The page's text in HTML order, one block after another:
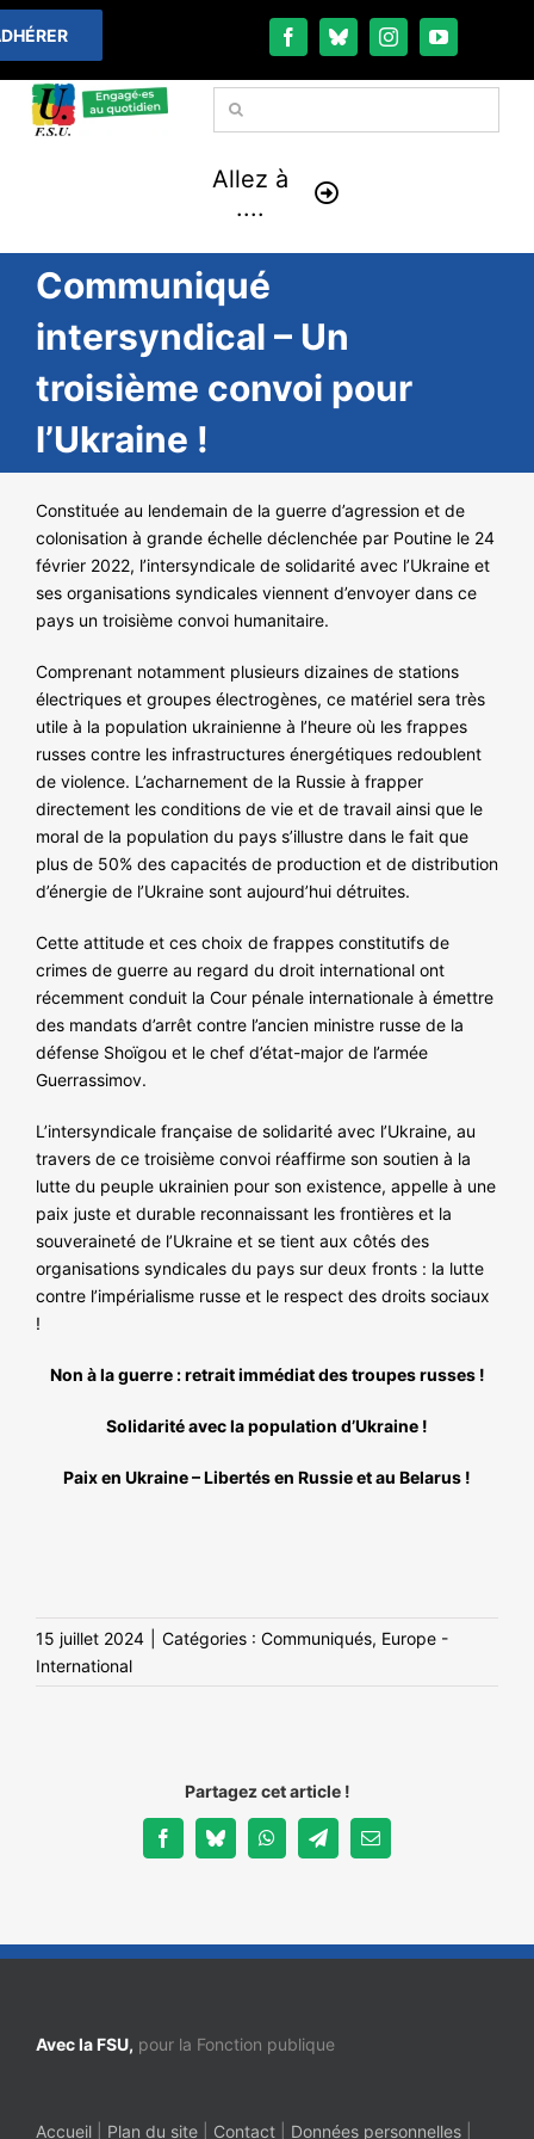
Passer
au
contenu
Rechercher:
Allez à
....
À LA UNE
THÉMATIQUES
LA VIE FÉDÉRALE
COMMUNIQUÉS
NOS ACTIONS
Communiqué
intersyndical – Un
troisième convoi pour
l’Ukraine !
Constituée au lendemain de la guerre d’agression et de
colonisation à grande échelle déclenchée par Poutine le 24
février 2022, l’intersyndicale de solidarité avec l’Ukraine et
ses organisations syndicales viennent d’envoyer dans ce
pays un troisième convoi humanitaire.
Comprenant notamment plusieurs dizaines de stations
électriques et groupes électrogènes, ce matériel sera très
utile à la population ukrainienne à l’heure où les frappes
russes contre les infrastructures énergétiques redoublent
de violence. L’acharnement de la Russie à frapper
directement les conditions de vie et de travail ainsi que le
moral de la population du pays s’illustre dans le fait que
plus de 50% des capacités de production et de distribution
d’énergie de l’Ukraine sont aujourd’hui détruites.
Cette attitude et ces choix de frappes constitutifs de
crimes de guerre au regard du droit international ont
récemment conduit la Cour pénale internationale à émettre
des mandats d’arrêt contre l’ancien ministre russe de la
défense Shoïgou et le chef d’état-major de l’armée
Guerrassimov.
L’intersyndicale française de solidarité avec l’Ukraine, au
travers de ce troisième convoi réaffirme son soutien à la
lutte du peuple ukrainien pour son existence, appelle à une
paix juste et durable reconnaissant les frontières et la
souveraineté de l’Ukraine et se tient aux côtés des
organisations syndicales du pays sur deux fronts : la lutte
contre l’impérialisme russe et le respect des droits sociaux
!
Non à la guerre : retrait immédiat des troupes russes !
Solidarité avec la population d’Ukraine !
Paix en Ukraine – Libertés en Russie et au Belarus !
15 juillet 2024 Catégories : Communiqués, Europe -
International
Partagez cet article !
FacebookBlueskyWhatsAppTelegramEmail
Avec la FSU, pour la Fonction publique
Accueil Plan du site Contact Données personnelles